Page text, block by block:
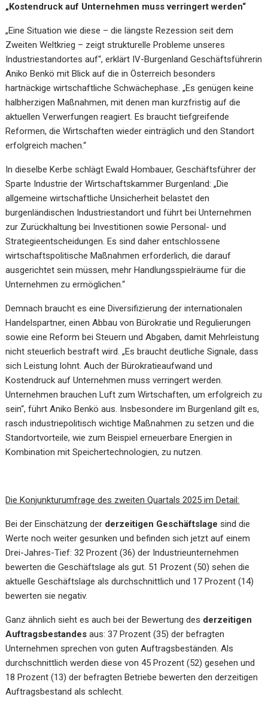
„Kostendruck auf Unternehmen muss verringert werden“
„Eine Situation wie diese – die längste Rezession seit dem
Zweiten Weltkrieg – zeigt strukturelle Probleme unseres
Industriestandortes auf“, erklärt IV-Burgenland Geschäftsführerin
Aniko Benkö mit Blick auf die in Österreich besonders
hartnäckige wirtschaftliche Schwächephase. „Es genügen keine
halbherzigen Maßnahmen, mit denen man kurzfristig auf die
aktuellen Verwerfungen reagiert. Es braucht tiefgreifende
Reformen, die Wirtschaften wieder einträglich und den Standort
erfolgreich machen.“
In dieselbe Kerbe schlägt Ewald Hombauer, Geschäftsführer der
Sparte Industrie der Wirtschaftskammer Burgenland: „Die
allgemeine wirtschaftliche Unsicherheit belastet den
burgenländischen Industriestandort und führt bei Unternehmen
zur Zurückhaltung bei Investitionen sowie Personal- und
Strategieentscheidungen. Es sind daher entschlossene
wirtschaftspolitische Maßnahmen erforderlich, die darauf
ausgerichtet sein müssen, mehr Handlungsspielräume für die
Unternehmen zu ermöglichen.“
Demnach braucht es eine Diversifizierung der internationalen
Handelspartner, einen Abbau von Bürokratie und Regulierungen
sowie eine Reform bei Steuern und Abgaben, damit Mehrleistung
nicht steuerlich bestraft wird. „Es braucht deutliche Signale, dass
sich Leistung lohnt. Auch der Bürokratieaufwand und
Kostendruck auf Unternehmen muss verringert werden.
Unternehmen brauchen Luft zum Wirtschaften, um erfolgreich zu
sein“, führt Aniko Benkö aus. Insbesondere im Burgenland gilt es,
rasch industriepolitisch wichtige Maßnahmen zu setzen und die
Standortvorteile, wie zum Beispiel erneuerbare Energien in
Kombination mit Speichertechnologien, zu nutzen.
Die Konjunkturumfrage des zweiten Quartals 2025 im Detail:
Bei der Einschätzung der derzeitigen Geschäftslage sind die
Werte noch weiter gesunken und befinden sich jetzt auf einem
Drei-Jahres-Tief: 32 Prozent (36) der Industrieunternehmen
bewerten die Geschäftslage als gut. 51 Prozent (50) sehen die
aktuelle Geschäftslage als durchschnittlich und 17 Prozent (14)
bewerten sie negativ.
Ganz ähnlich sieht es auch bei der Bewertung des derzeitigen
Auftragsbestandesaus: 37 Prozent (35) der befragten
Unternehmen sprechen von guten Auftragsbeständen. Als
durchschnittlich werden diese von 45 Prozent (52) gesehen und
18 Prozent (13) der befragten Betriebe bewerten den derzeitigen
Auftragsbestand als schlecht.